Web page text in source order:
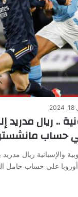
.. ريال
حساب
والإسبانية ريال مدريد
علي حساب حامل